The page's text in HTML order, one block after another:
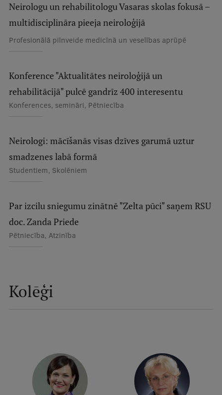
Stratēģija
Struktūra
RSU fonds
Aula
Ģerbonis
Virtuālā tūre
Ilgtspējīga attīstība
Studiju un vides pieejamība
Ētikas un līdztiesības mācības
Atvērtā universitāte
Neirologu un rehabilitologu Vasaras skolas fokusā –
multidisciplināra pieeja neiroloģijā
Profesionālā pilnveide medicīnā un veselības aprūpē
Konference "Aktualitātes neiroloģijā un
rehabilitācijā" pulcē gandrīz 400 interesentu
Konferences, semināri, Pētniecība
Neirologi: mācīšanās visas dzīves garumā uztur
smadzenes labā formā
Studentiem, Skolēniem
Par izcilu sniegumu zinātnē "Zelta pūci" saņem RSU
doc. Zanda Priede
Pētniecība, Atzinība
Kolēģi